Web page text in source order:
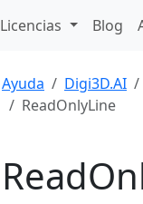
Licencias Blog
Ayuda Digi3D.AI
ReadOnlyLine